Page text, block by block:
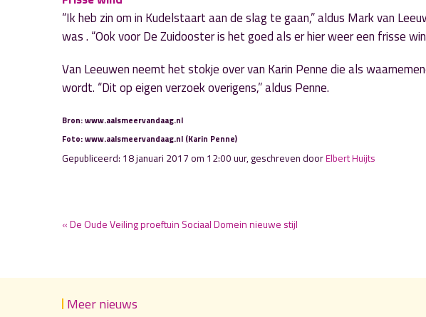
“Ik heb zin om in Kudelstaart aan de slag te gaan,” aldus Mark van
was . “Ook voor De Zuidooster is het goed als er hier weer een frisse
Van Leeuwen neemt het stokje over van Karin Penne die als
wordt. “Dit op eigen verzoek overigens,” aldus Penne.
Bron: www.aalsmeervandaag.nl
Foto: www.aalsmeervandaag.nl (Karin Penne)
Gepubliceerd: 18 januari 2017 om 12:00 uur, geschreven doorElbert Huijts
« De Oude Veiling proeftuin Sociaal Domein nieuwe stijl
Meer nieuws